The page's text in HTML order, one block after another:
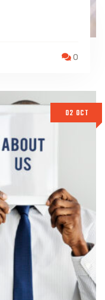
0
02 OCT